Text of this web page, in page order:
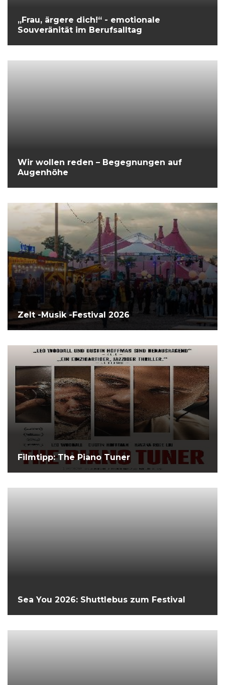
„Frau, ärgere dich!“ - emotionale
Souveränität im Berufsalltag
Wir wollen reden – Begegnungen auf
Augenhöhe
Zelt -Musik -Festival 2026
Filmtipp: The Piano Tuner
Sea You 2026: Shuttlebus zum Festival